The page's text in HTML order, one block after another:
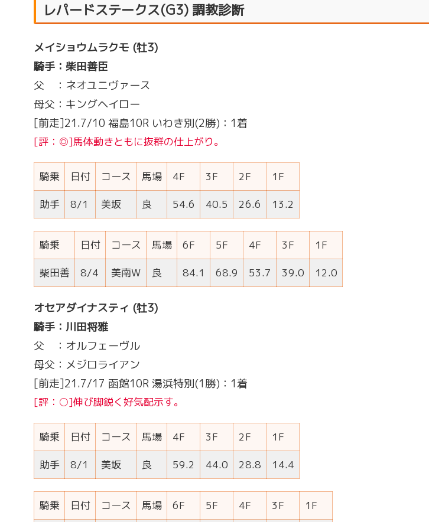
レパードステークス(G3) 調教診断
メイショウムラクモ (牡3)
騎手：柴田善臣
父 ：ネオユニヴァース
母父：キングヘイロー
[前走]21.7/10 福島10R いわき別(2勝)：1着
[評：◎]馬体動きともに抜群の仕上がり。
騎乗 日付 コース 馬場 4F 3F 2F 1F
助手 8/1 美坂 良 54.6 40.5 26.6 13.2
騎乗 日付 コース 馬場 6F 5F 4F 3F 1F
柴田善 8/4 美南W 良 84.1 68.9 53.7 39.0 12.0
オセアダイナスティ (牡3)
騎手：川田将雅
父 ：オルフェーヴル
母父：メジロライアン
[前走]21.7/17 函館10R 湯浜特別(1勝)：1着
[評：○]伸び脚鋭く好気配示す。
騎乗 日付 コース 馬場 4F 3F 2F 1F
助手 8/1 美坂 良 59.2 44.0 28.8 14.4
騎乗 日付 コース 馬場 6F 5F 4F 3F 1F